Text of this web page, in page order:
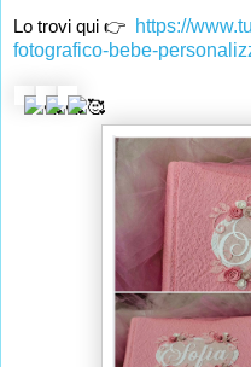
Lo trovi qui 👉 https://
fotografico-bebe-